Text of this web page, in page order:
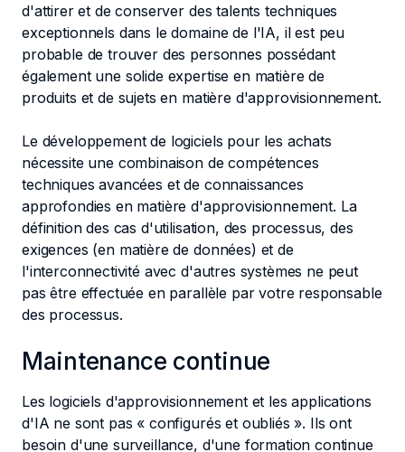
d'attirer et de conserver des talents techniques
exceptionnels dans le domaine de l'IA, il est peu
probable de trouver des personnes possédant
également une solide expertise en matière de
produits et de sujets en matière d'approvisionnement.
Le développement de logiciels pour les achats
nécessite une combinaison de compétences
techniques avancées et de connaissances
approfondies en matière d'approvisionnement. La
définition des cas d'utilisation, des processus, des
exigences (en matière de données) et de
l'interconnectivité avec d'autres systèmes ne peut
pas être effectuée en parallèle par votre responsable
des processus.
Maintenance continue
Les logiciels d'approvisionnement et les applications
d'IA ne sont pas « configurés et oubliés ». Ils ont
besoin d'une surveillance, d'une formation continue